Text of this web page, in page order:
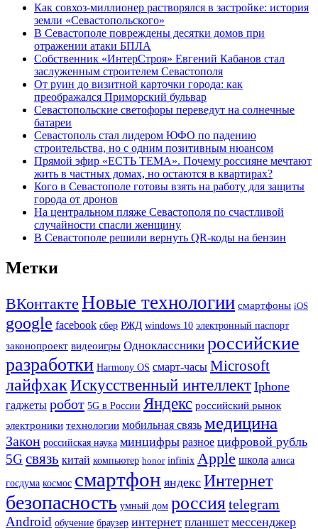
Как совхоз-миллионер растворялся в застройке: история
земли «Севастопольского»
В Севастополе повреждены десятки домов при
отражении атаки БПЛА
Собственник «ИнтерСтроя» Евгений Кабанов стал
заслуженным строителем Севастополя
От руин до визитной карточки города: как
преображался Приморский бульвар
Севастопольские светофоры переведут на солнечные
батареи
Севастополь стал лидером ЮФО по падению
строительства, но с одним позитивным нюансом
Прямой эфир «ЕСТЬ ТЕМА». Почему россияне мечтают
жить в частных домах, но остаются в квартирах?
Кого в Севастополе готовы взять на работу для защиты
города от дронов
На центральном пляже Севастополя по счастливой
случайности спасли женщину
В Севастополе решили вернуть QR-коды на бензин
Метки
ВКонтакте Новые технологии смартфоны iOS
google facebook сбер РЖД windows 10 электронный паспорт
законопроект видеоигры Одноклассники российские
разработки Harmony OS смарт-часы Microsoft
лайфхакИскусственный интеллект Iphone
гаджеты робот 5G в России Яндекс российский рынок
электроники технологии мобильная связь медицина
Закон российская наука минцифры разное цифровой рубль
5G связь китай компьютер honor infinix Apple школа алиса
госдума космос смартфон яндекс Интернет
безопасность умный дом россияtelegram
Android обучение браузер интернет планшет мессенджер